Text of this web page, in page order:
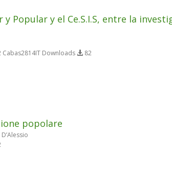
y Popular y el Ce.S.I.S, entre la
Cabas2814IT Downloads 82
popolare